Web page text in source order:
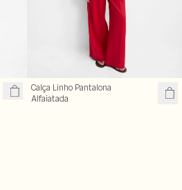
Calça Linho Pantalona
Alfaiatada